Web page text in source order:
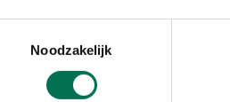
Noodzakelijk